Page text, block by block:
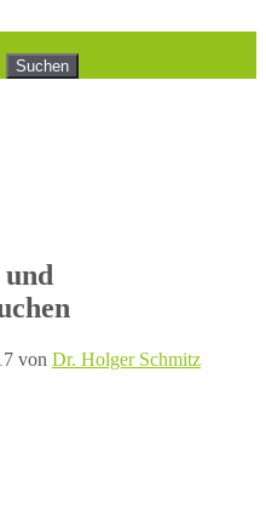
Suchen
von Dr. Holger Schmitz